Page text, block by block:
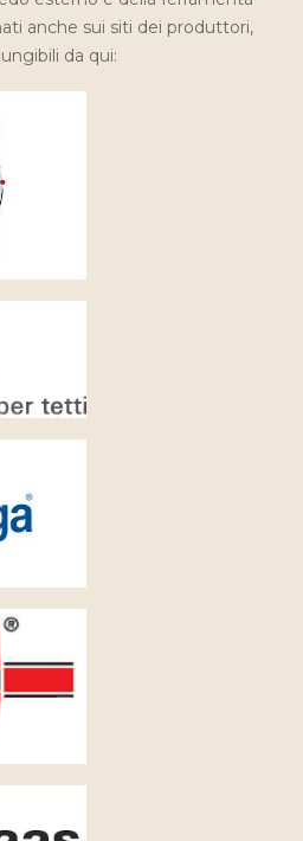
anche sui siti dei produttori,
da qui: